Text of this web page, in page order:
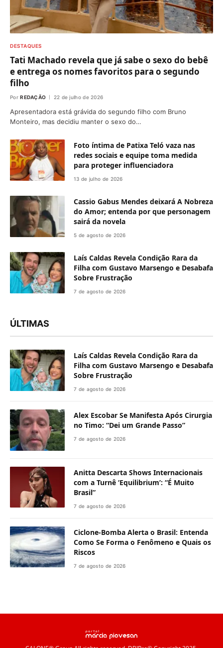
DESTAQUES
Tati Machado revela que já sabe o sexo do bebê
e entrega os nomes favoritos para o segundo
filho
Por REDAÇÃO 22 de julho de 2026
Apresentadora está grávida do segundo filho com Bruno
Monteiro, mas decidiu manter o sexo do…
Foto íntima de Patixa Teló vaza nas
redes sociais e equipe toma medida
para proteger influenciadora
13 de julho de 2026
Cassio Gabus Mendes deixará A Nobreza
do Amor; entenda por que personagem
sairá da novela
5 de agosto de 2026
Laís Caldas Revela Condição Rara da
Filha com Gustavo Marsengo e Desabafa
Sobre Frustração
7 de agosto de 2026
ÚLTIMAS
Laís Caldas Revela Condição Rara da
Filha com Gustavo Marsengo e Desabafa
Sobre Frustração
7 de agosto de 2026
Alex Escobar Se Manifesta Após Cirurgia
no Timo: “Dei um Grande Passo”
7 de agosto de 2026
Anitta Descarta Shows Internacionais
com a Turnê ‘Equilibrium’: “É Muito
Brasil”
7 de agosto de 2026
Ciclone-Bomba Alerta o Brasil: Entenda
Como Se Forma o Fenômeno e Quais os
Riscos
7 de agosto de 2026